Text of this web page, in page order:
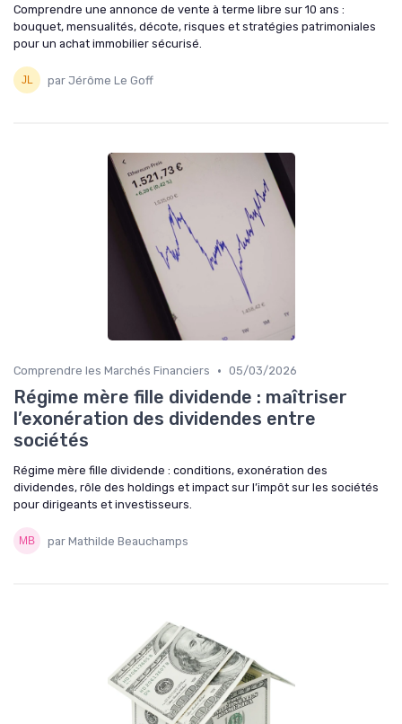
Comprendre une annonce de vente à terme libre sur 10 ans :
bouquet, mensualités, décote, risques et stratégies patrimoniales
pour un achat immobilier sécurisé.
par Jérôme Le Goff
Comprendre les Marchés Financiers • 05/03/2026
Régime mère fille dividende : maîtriser
l’exonération des dividendes entre
sociétés
Régime mère fille dividende : conditions, exonération des
dividendes, rôle des holdings et impact sur l’impôt sur les sociétés
pour dirigeants et investisseurs.
par Mathilde Beauchamps